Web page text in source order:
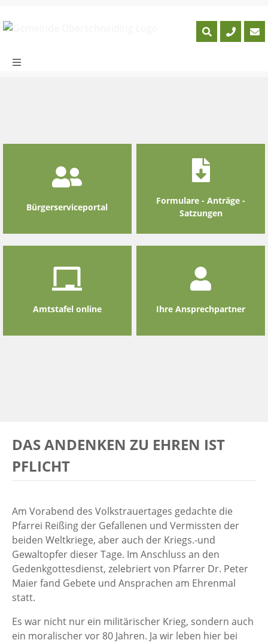
content
Bürgerserviceportal
Formulare - Anträge -
Satzungen
Amtstafel online Ihre Ansprechpartner
DAS ANDENKEN ZU EHREN IST
PFLICHT
Am Vorabend des Volkstrauertages gedachte die
Pfarrei Reißing der Gefallenen und Vermissten der
beiden Weltkriege, aber auch der Kriegs.-und
Gewaltopfer dieser Tage. Im Anschluss an den
Gedenkgottesdienst, zelebriert von Pfarrer Dr. Peter
Maier fand Gebete und Ansprachen am Ehrenmal
statt.
Es war nicht nur ein militärischer Krieg, sondern auch
ein moralischer vor 80 Jahren. Ja wir leben hier bei